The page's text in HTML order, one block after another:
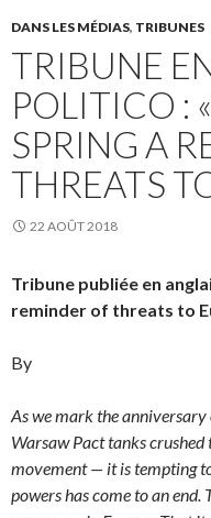
DANS LES MÉDIAS, TRIBUNES
TRIBUNE
POLITICO :
SPRING A
THREATS
22 AOÛT 2018
Tribune publiée en
reminder of threats to
By
As we mark the
Warsaw Pact tanks
movement — it is tempting
powers has come to an